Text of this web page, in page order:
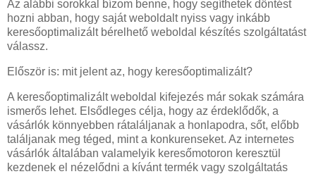
Az alábbi sorokkal bízom benne, hogy segíthetek döntést
hozni abban, hogy saját weboldalt nyiss vagy inkább
keresőoptimalizált bérelhető weboldal készítés szolgáltatást
válassz.
Először is: mit jelent az, hogy keresőoptimalizált?
A keresőoptimalizált weboldal kifejezés már sokak számára
ismerős lehet. Elsődleges célja, hogy az érdeklődők, a
vásárlók könnyebben rátaláljanak a honlapodra, sőt, előbb
találjanak meg téged, mint a konkurenseket. Az internetes
vásárlók általában valamelyik keresőmotoron keresztül
kezdenek el nézelődni a kívánt termék vagy szolgáltatás